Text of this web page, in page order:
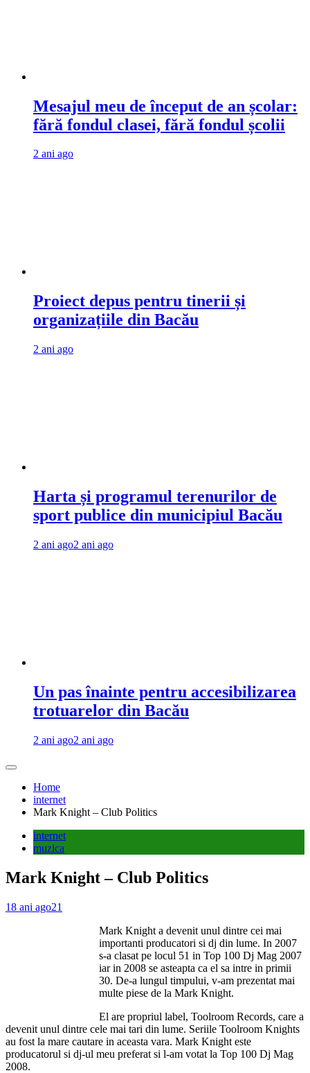
Mesajul meu de început de an școlar:
fără fondul clasei, fără fondul școlii
2 ani ago
Proiect depus pentru tinerii și
organizațiile din Bacău
2 ani ago
Harta și programul terenurilor de
sport publice din municipiul Bacău
2 ani ago2 ani ago
Un pas înainte pentru accesibilizarea
trotuarelor din Bacău
2 ani ago2 ani ago
Home
internet
Mark Knight – Club Politics
internet
muzica
Mark Knight – Club Politics
18 ani ago21
Mark Knight a devenit unul dintre cei mai
importanti producatori si dj din lume. In 2007
s-a clasat pe locul 51 in Top 100 Dj Mag 2007
iar in 2008 se asteapta ca el sa intre in primii
30. De-a lungul timpului, v-am prezentat mai
multe piese de la Mark Knight.
El are propriul label, Toolroom Records, care a
devenit unul dintre cele mai tari din lume. Seriile Toolroom Knights
au fost la mare cautare in aceasta vara. Mark Knight este
producatorul si dj-ul meu preferat si l-am votat la Top 100 Dj Mag
2008.